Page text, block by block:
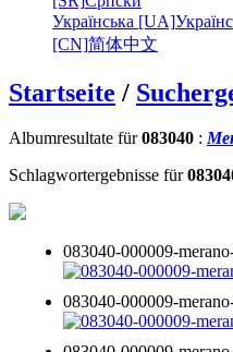
Українська [UA]
[CN]简体中文
Startseite /
Albumresultate für083040 :
Schlagwortergebnisse für
083040-000009-
083040-000009-